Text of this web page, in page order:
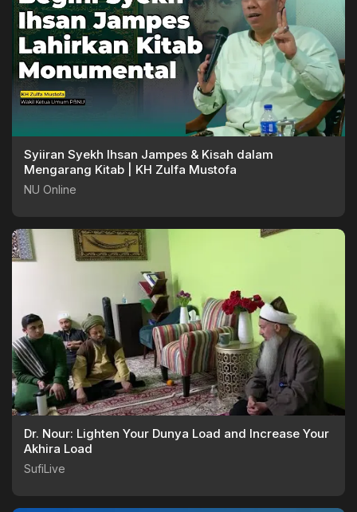
Syiiran Syekh Ihsan Jampes & Kisah dalam
Mengarang Kitab | KH Zulfa Mustofa
NU Online
Dr. Nour: Lighten Your Dunya Load and Increase Your
Akhira Load
SufiLive